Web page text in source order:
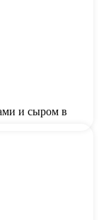
и сыром в